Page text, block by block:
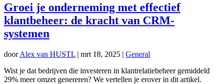
Groei je onderneming met effectief
klantbeheer: de kracht van CRM-
systemen
doorAlex van HUSTL | mrt 18, 2025 | General
Wist je dat bedrijven die investeren in klantrelatiebeheer gemiddeld
29% meer omzet genereren? We vertellen je erover in dit artikel.